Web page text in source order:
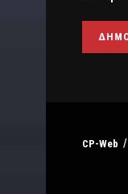
CP-Web